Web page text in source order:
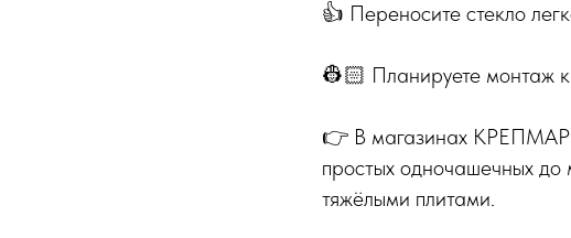
👍 Переносите стекло
👷🏻 Планируете монтаж
👉 В магазинах
простых одночашечных
тяжёлыми плитами.